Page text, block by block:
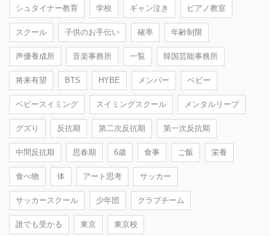
シュタイナー教育 学校 ギャン泣き ピアノ教室
スクール 子供のお手伝い 確率 年齢制限
声優養成所 音楽事務所 一覧 韓国芸能事務所
将来有望 BTS HYBE メンバー ベビー
ベビースイミング スイミングスクール メンタルリープ
グズり 反抗期 第二次反抗期 第一次反抗期
中間反抗期 思春期 6歳 食事 ご飯 栄養
食べ物 体 アート思考 サッカー
サッカースクール 少年団 クラブチーム
誰でも受かる 東京 東京校